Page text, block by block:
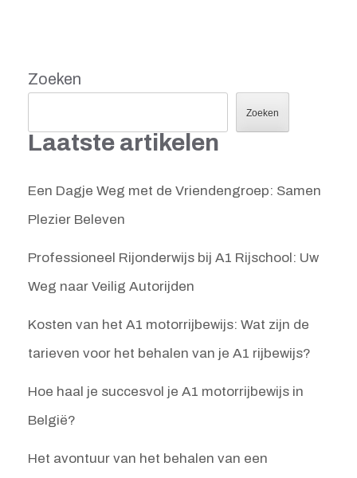
Zoeken
Zoeken
Laatste artikelen
Een Dagje Weg met de Vriendengroep: Samen
Plezier Beleven
Professioneel Rijonderwijs bij A1 Rijschool: Uw
Weg naar Veilig Autorijden
Kosten van het A1 motorrijbewijs: Wat zijn de
tarieven voor het behalen van je A1 rijbewijs?
Hoe haal je succesvol je A1 motorrijbewijs in
België?
Het avontuur van het behalen van een